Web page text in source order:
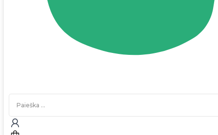
Search